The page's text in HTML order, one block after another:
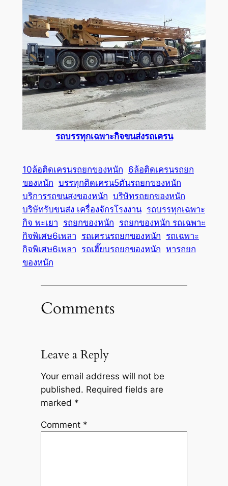
รถบรรทุกเฉพาะกิจขนส่งรถเครน
10ล้อติดเครนรถยกของหนัก 6ล้อติดเครนรถยก
ของหนัก บรรทุกติดเครน5ตันรถยกของหนัก
บริการรถขนสงของหนัก บริษัทรถยกของหนัก
บริษัทรับขนส่ง เครื่องจักรโรงงาน รถบรรทุกเฉพาะ
กิจ พะเยา รถยกของหนัก รถยกของหนัก รถเฉพาะ
กิจพิเศษ6เพลา รถเครนรถยกของหนัก รถเฉพาะ
กิจพิเศษ6เพลา รถเฮี๊ยบรถยกของหนัก หารถยก
ของหนัก
Comments
Leave a Reply
Your email address will not be
published. Required fields are
marked *
Comment *